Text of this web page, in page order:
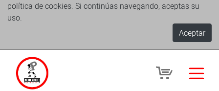
política de cookies. Si continúas navegando, aceptas su
uso.
Aceptar